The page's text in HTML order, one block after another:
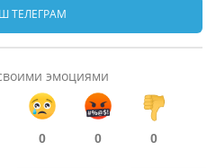
ТЕЛЕГРАМ
эмоциями
0 0 0